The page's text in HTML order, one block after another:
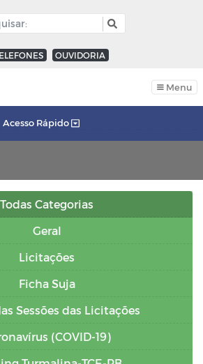
OUVIDORIA
Menu
Acesso Rápido
Todas Categorias
Geral
Licitações
Ficha Suja
Sessões das Licitações
(COVID-19)